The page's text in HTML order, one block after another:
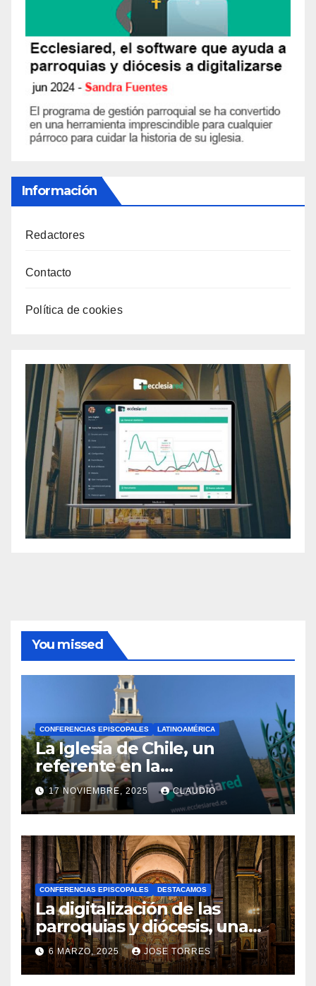
Información
Redactores
Contacto
Política de cookies
You missed
CONFERENCIAS EPISCOPALES LATINOAMÉRICA
La Iglesia de Chile, un
referente en la
transformación digital
gracias a Ecclesiared
17 NOVIEMBRE, 2025 CLAUDIO
N
O
H
A
Y
C
O
M
CONFERENCIAS EPISCOPALES DESTACAMOS
La digitalización de las
parroquias y diócesis, una
realidad ya para el futuro de
la Iglesia
6 MARZO, 2025 JOSE TORRES
N